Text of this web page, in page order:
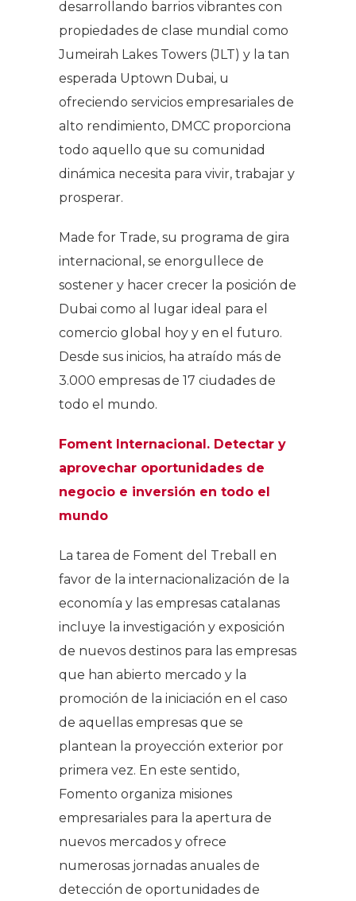
desarrollando barrios vibrantes con
propiedades de clase mundial como
Jumeirah Lakes Towers (JLT) y la tan
esperada Uptown Dubai, u
ofreciendo servicios empresariales de
alto rendimiento, DMCC proporciona
todo aquello que su comunidad
dinámica necesita para vivir, trabajar y
prosperar.
Made for Trade, su programa de gira
internacional, se enorgullece de
sostener y hacer crecer la posición de
Dubai como al lugar ideal para el
comercio global hoy y en el futuro.
Desde sus inicios, ha atraído más de
3.000 empresas de 17 ciudades de
todo el mundo.
Foment Internacional. Detectar y
aprovechar oportunidades de
negocio e inversión en todo el
mundo
La tarea de Foment del Treball en
favor de la internacionalización de la
economía y las empresas catalanas
incluye la investigación y exposición
de nuevos destinos para las empresas
que han abierto mercado y la
promoción de la iniciación en el caso
de aquellas empresas que se
plantean la proyección exterior por
primera vez. En este sentido,
Fomento organiza misiones
empresariales para la apertura de
nuevos mercados y ofrece
numerosas jornadas anuales de
detección de oportunidades de